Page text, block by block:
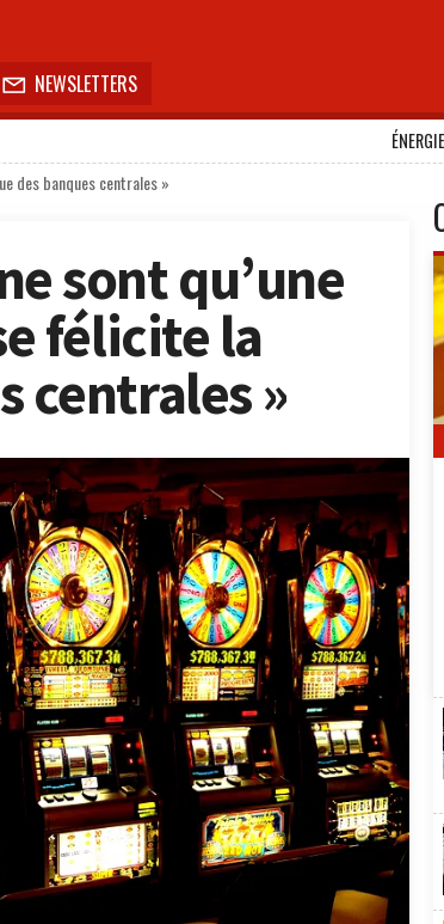
 NEWSLETTERS
ÉNERGIE
des banques centrales »
sont qu’une
félicite la
centrales »